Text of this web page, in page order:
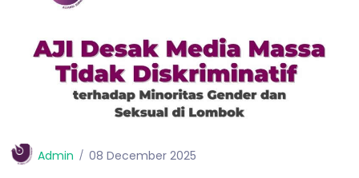
Admin 08 December 2025